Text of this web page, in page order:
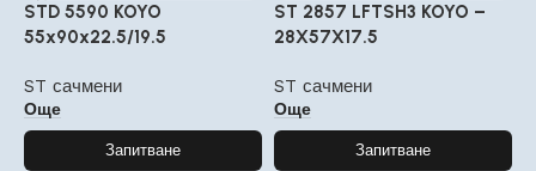
STD 5590 KOYO
55x90x22.5/19.5
ST сачмени
Още
Запитване
ST 2857 LFTSH3 KOYO –
28X57X17.5
ST сачмени
Още
Запитване